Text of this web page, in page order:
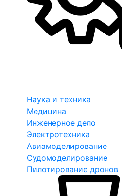
Наука и техника
Медицина
Инженерное дело
Электротехника
Авиамоделирование
Судомоделирование
Пилотирование дронов